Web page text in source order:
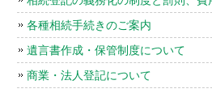
各種相続手続きのご案内
遺言書作成・保管制度について
商業・法人登記について